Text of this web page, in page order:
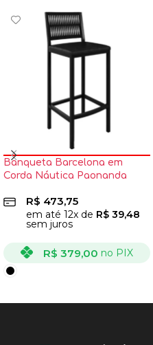
Banqueta Barcelona em
Corda Náutica Paonanda
R$ 473,75
em até 12x de R$ 39,48
sem juros
R$ 379,00 no PIX